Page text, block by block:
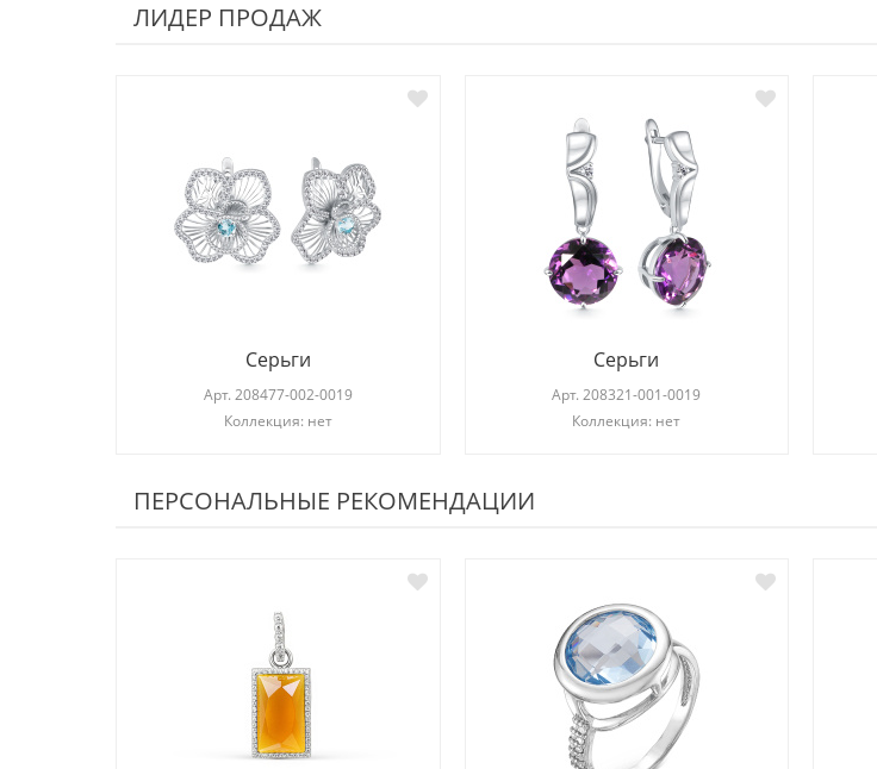
ЛИДЕР ПРОДАЖ
Серьги
Арт. 208477-002-0019
Коллекция: нет
Серьги
Арт.208321-001-0019
Коллекция: нет
ПЕРСОНАЛЬНЫЕ РЕКОМЕНДАЦИИ